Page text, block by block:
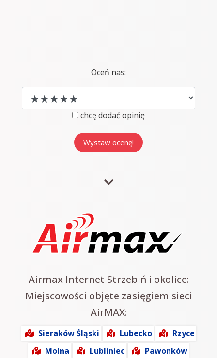
Oceń nas:
chcę dodać opinię
Airmax Internet Strzebiń i okolice:
Miejscowości objęte zasięgiem sieci
AirMAX:
Sieraków Śląski Lubecko
Rzyce
Molna
Lubliniec
Pawonków